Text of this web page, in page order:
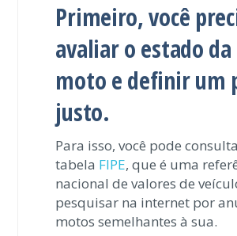
Primeiro, você
avaliar o estado da
moto e definir um
justo.
Para isso, você pode
tabela FIPE, que é uma
nacional de valores de
pesquisar na internet por
motos semelhantes à sua.